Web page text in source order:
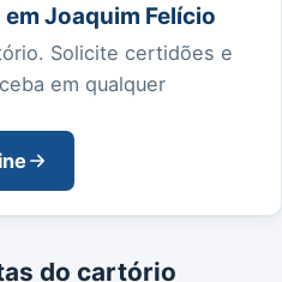
Joaquim Felício
Solicite certidões e
em qualquer
do cartório